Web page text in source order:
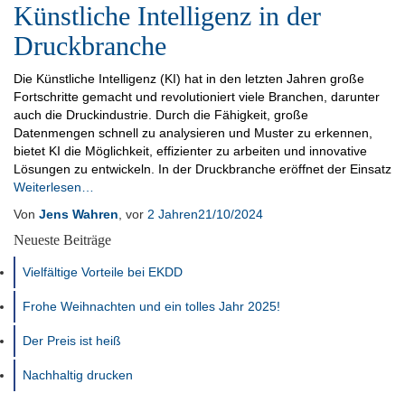
Künstliche Intelligenz in der
Druckbranche
Die Künstliche Intelligenz (KI) hat in den letzten Jahren große
Fortschritte gemacht und revolutioniert viele Branchen, darunter
auch die Druckindustrie. Durch die Fähigkeit, große
Datenmengen schnell zu analysieren und Muster zu erkennen,
bietet KI die Möglichkeit, effizienter zu arbeiten und innovative
Lösungen zu entwickeln. In der Druckbranche eröffnet der Einsatz
Weiterlesen…
Von Jens Wahren , vor 2 Jahren21/10/2024
Neueste Beiträge
Vielfältige Vorteile bei EKDD
Frohe Weihnachten und ein tolles Jahr 2025!
Der Preis ist heiß
Nachhaltig drucken